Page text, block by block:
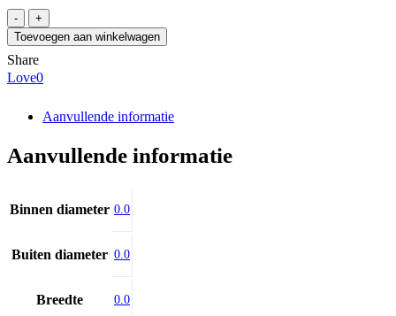
Rura
8x2
L=1225mm,
AISI304
aantal
Toevoegen aan winkelwagen
Share
Love0
Aanvullende informatie
Aanvullende informatie
Binnen diameter 0.0
Buiten diameter 0.0
Breedte 0.0